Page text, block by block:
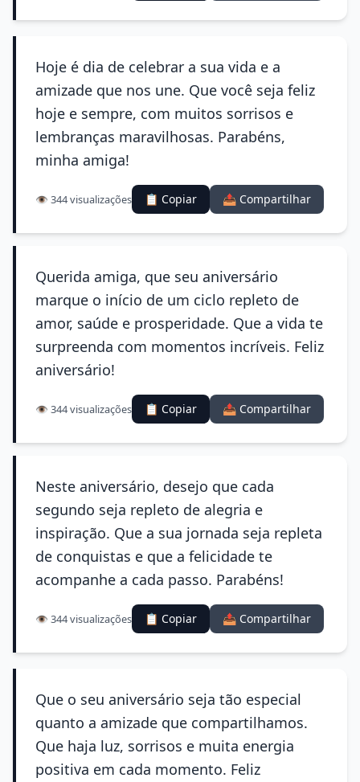
Hoje é dia de celebrar a sua vida e a
amizade que nos une. Que você seja feliz
hoje e sempre, com muitos sorrisos e
lembranças maravilhosas. Parabéns,
minha amiga!
👁️ 344 visualizações 📋 Copiar 📤 Compartilhar
Querida amiga, que seu aniversário
marque o início de um ciclo repleto de
amor, saúde e prosperidade. Que a vida te
surpreenda com momentos incríveis. Feliz
aniversário!
👁️ 344 visualizações 📋 Copiar 📤 Compartilhar
Neste aniversário, desejo que cada
segundo seja repleto de alegria e
inspiração. Que a sua jornada seja repleta
de conquistas e que a felicidade te
acompanhe a cada passo. Parabéns!
👁️ 344 visualizações 📋 Copiar 📤 Compartilhar
Que o seu aniversário seja tão especial
quanto a amizade que compartilhamos.
Que haja luz, sorrisos e muita energia
positiva em cada momento. Feliz